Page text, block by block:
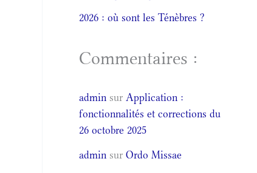
2026 : où sont les Ténèbres ?
Commentaires :
admin surApplication :
fonctionnalités et corrections du
26 octobre 2025
admin surOrdo Missae